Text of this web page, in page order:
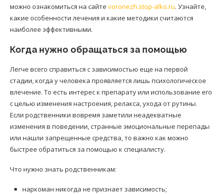
можно ознакомиться на сайте voronezh.stop-alko.ru. Узнайте,
какие особенности лечения и какие методики считаются
наиболее эффективными.
Когда нужно обращаться за помощью
Легче всего справиться с зависимостью еще на первой
стадии, когда у человека проявляется лишь психологическое
влечение. То есть интерес к препарату или использование его
с целью изменения настроения, релакса, ухода от рутины.
Если родственники вовремя заметили неадекватные
изменения в поведении, странные эмоциональные перепады
или нашли запрещенные средства, то важно как можно
быстрее обратиться за помощью к специалисту.
Что нужно знать родственникам:
наркоман никогда не признает зависимость;